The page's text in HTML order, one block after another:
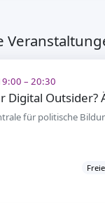
– 20:30
für politische